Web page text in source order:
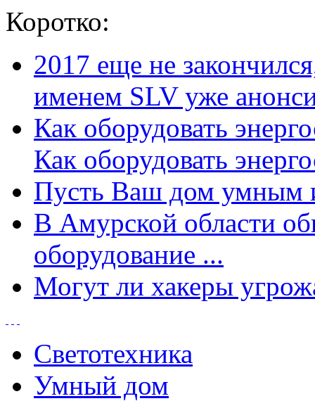
Коротко:
2017 еще не
именем SLV уже
Как оборудовать
Как оборудовать
Пусть Ваш дом умным
В Амурской области
оборудование ...
Могут ли хакеры
Светотехника
Умный дом